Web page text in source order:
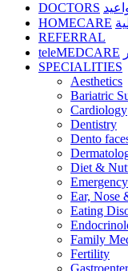
DOCTORS
HOMECARE
REFERRAL
teleMEDCARE
SPECIALITIES
Aesthetics
Bariatric
Cardiology
Dentistry
Dento
Diet &
Ear, Nose
Eating
Family
Fertility